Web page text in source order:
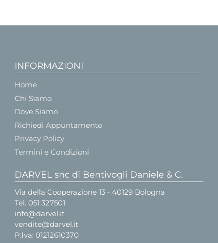
INFORMAZIONI
Home
Chi Siamo
Dove Siamo
Richiedi Appuntamento
Privacy Policy
Termini e Condizioni
DARVEL snc di Bentivogli Daniele & C.
Via della Cooperazione 13 - 40129 Bologna
Tel. 051 327501
info@darvel.it
vendite@darvel.it
P.Iva: 01212610370